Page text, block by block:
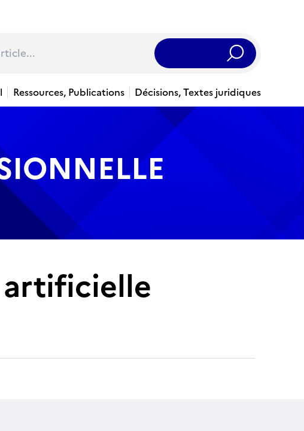
Rechercher
Ressources, Publications Décisions, Textes juridiques